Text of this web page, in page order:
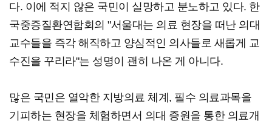
다. 이에 적지 않은 국민이 실망하고 분노하고 있다. 한
국중증질환연합회의 "서울대는 의료 현장을 떠난 의대
교수들을 즉각 해직하고 양심적인 의사들로 새롭게 교
수진을 꾸리라"는 성명이 괜히 나온 게 아니다.
많은 국민은 열악한 지방의료 체계, 필수 의료과목을
기피하는 현장을 체험하면서 의대 증원을 통한 의료개